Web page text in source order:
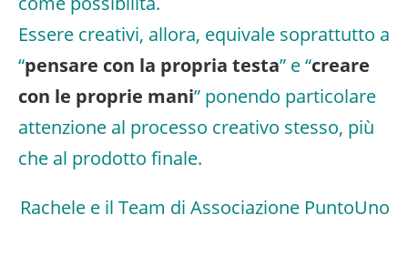
Essere creativi, allora, equivale soprattutto a
“pensare con la propria testa” e “creare
con le proprie mani” ponendo particolare
attenzione al processo creativo stesso, più
che al prodotto finale.
Rachele e il Team di Associazione PuntoUno